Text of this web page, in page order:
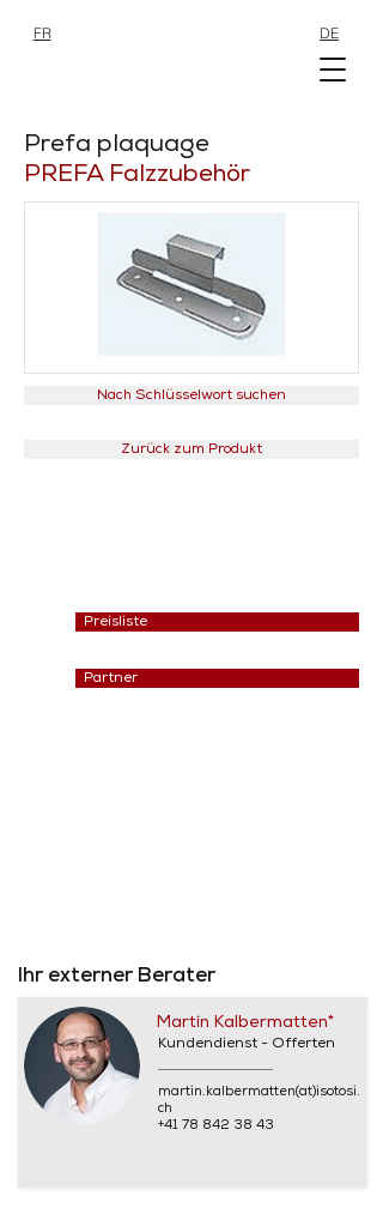
FR DE
Prefa plaquage
PREFA Falzzubehör
Nach Schlüsselwort suchen
Zurück zum Produkt
Preisliste
Partner
Ihr externer Berater
Martin Kalbermatten*
Kundendienst - Offerten
martin.kalbermatten(at)isotosi.
ch
+41 78 842 38 43